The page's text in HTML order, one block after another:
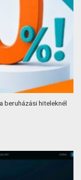
beruházási hiteleknél